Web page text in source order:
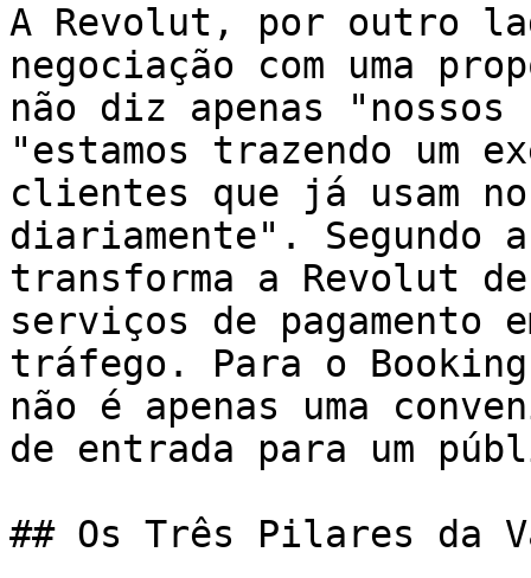
A Revolut, por outro
negociação com uma
não diz apenas
"estamos trazendo um
clientes que já usam
diariamente".
transforma a Revolut
serviços de pagamento
tráfego. Para o
não é apenas uma
de entrada para um
## Os Três Pilares da